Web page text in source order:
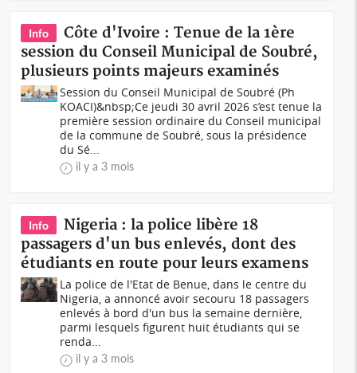
Info
Côte d'Ivoire : Tenue de la 1ère
session du Conseil Municipal de Soubré,
plusieurs points majeurs examinés
Session du Conseil Municipal de Soubré (Ph
KOACI)&nbsp;Ce jeudi 30 avril 2026 s’est tenue la
première session ordinaire du Conseil municipal
de la commune de Soubré, sous la présidence
du Sé...
il y a 3 mois
Info
Nigeria : la police libère 18
passagers d'un bus enlevés, dont des
étudiants en route pour leurs examens
La police de l'Etat de Benue, dans le centre du
Nigeria, a annoncé avoir secouru 18 passagers
enlevés à bord d'un bus la semaine dernière,
parmi lesquels figurent huit étudiants qui se
renda...
il y a 3 mois